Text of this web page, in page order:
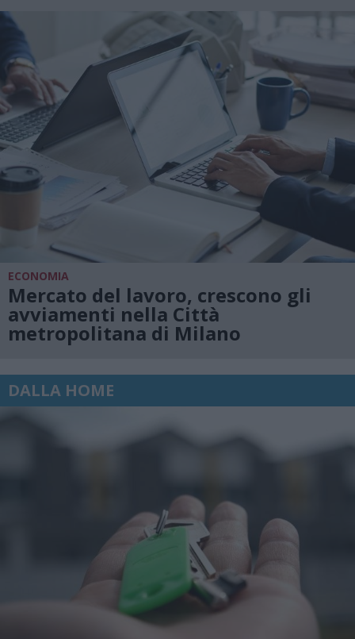
ECONOMIA
Mercato del lavoro, crescono gli
avviamenti nella Città
metropolitana di Milano
DALLA HOME